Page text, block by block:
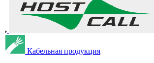
Кабельная продукция